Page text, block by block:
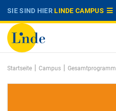
SIE SIND HIERLINDE CAMPUS
Startseite | Campus | Gesamtprogramm